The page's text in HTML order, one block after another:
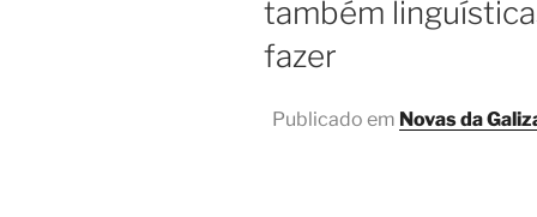
também
fazer
Publicado em Novas da